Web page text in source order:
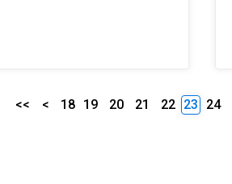
<< < 18 19 20 21 22 23 24